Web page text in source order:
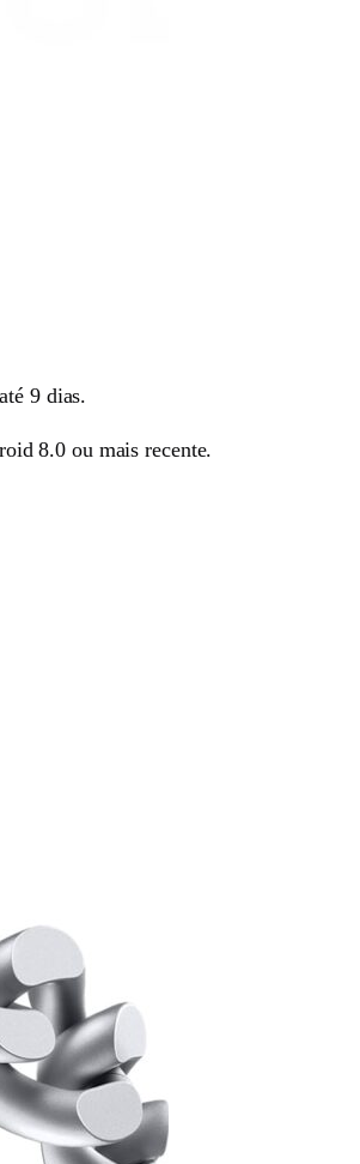
9 dias.
8.0 ou mais recente.